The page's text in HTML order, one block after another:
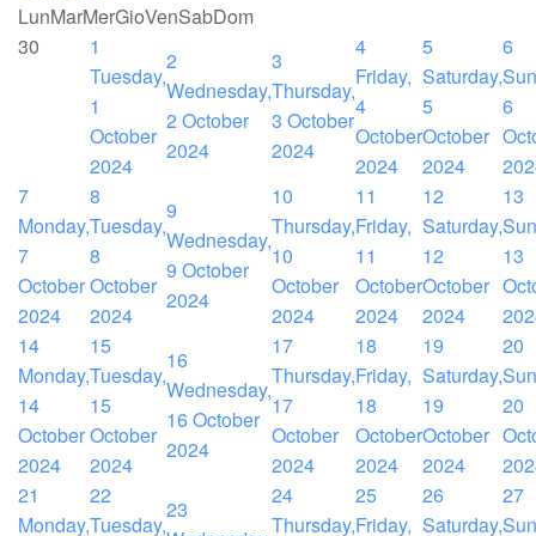
LunMarMerGioVenSabDom
30
1
Tuesday,
1
October
2024
2
Wednesday,
2 October
2024
3
Thursday,
3 October
2024
4
Friday,
4
October
2024
5
Saturday,
5
October
2024
6
6
7
Monday,
7
October
2024
8
Tuesday,
8
October
2024
9
Wednesday,
9 October
2024
10
Thursday,
10
October
2024
11
Friday,
11
October
2024
12
Saturday,
12
October
2024
13
13
14
Monday,
14
October
2024
15
Tuesday,
15
October
2024
16
Wednesday,
16 October
2024
17
Thursday,
17
October
2024
18
Friday,
18
October
2024
19
Saturday,
19
October
2024
20
20
21
Monday,
22
Tuesday,
23
24
Thursday,
25
Friday,
26
Saturday,
27